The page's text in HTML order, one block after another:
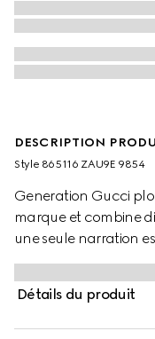
DESCRIPTION
Style ‎865116 ZAU9E 9854
Generation Gucci
marque et combine
une seule narration
inspiré des années
légers tels que la
décennie à la mode.
Détails du produit